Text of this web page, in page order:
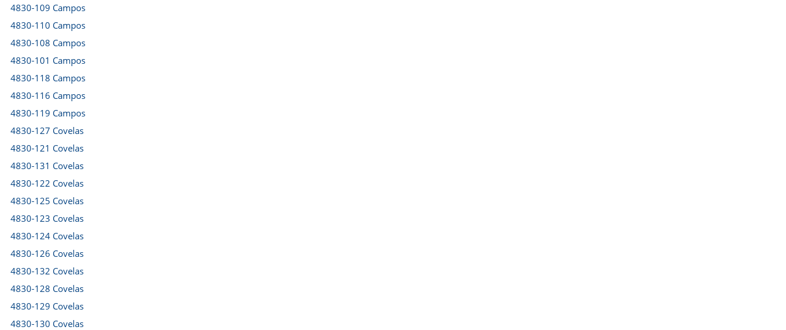
4830-109 Campos
4830-110 Campos
4830-108 Campos
4830-101 Campos
4830-118 Campos
4830-116 Campos
4830-119 Campos
4830-127 Covelas
4830-121 Covelas
4830-131 Covelas
4830-122 Covelas
4830-125 Covelas
4830-123 Covelas
4830-124 Covelas
4830-126 Covelas
4830-132 Covelas
4830-128 Covelas
4830-129 Covelas
4830-130 Covelas